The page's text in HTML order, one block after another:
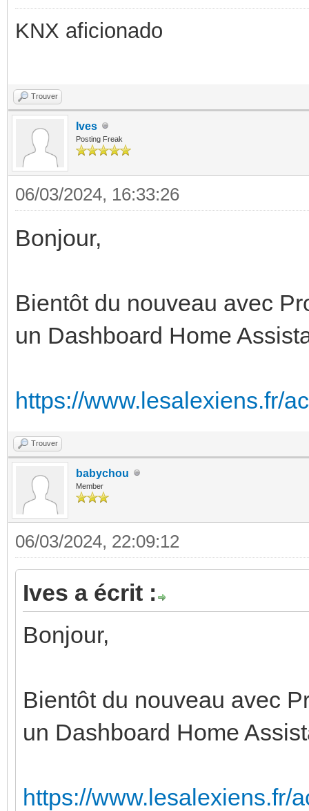
KNX aficionado
Trouver
Ives
Posting Freak
06/03/2024, 16:33:26
Bonjour,
Bientôt du nouveau avec
un Dashboard Home
https://www.lesalexiens.fr/
Trouver
babychou
Member
06/03/2024, 22:09:12
Ives a écrit :
Bonjour,
Bientôt du nouveau avec
un Dashboard Home
https://www.lesalexiens.fr/